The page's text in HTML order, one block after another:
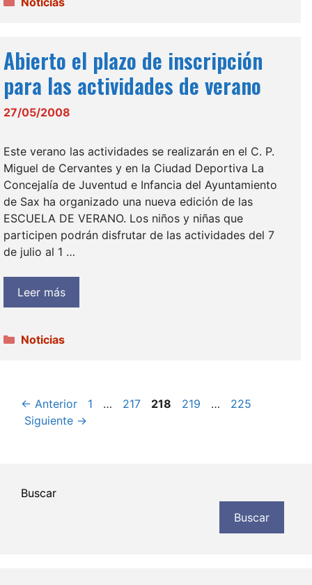
Abierto el plazo de inscripción
para las actividades de verano
27/05/2008
Este verano las actividades se realizarán en el C. P.
Miguel de Cervantes y en la Ciudad Deportiva La
Concejalía de Juventud e Infancia del Ayuntamiento
de Sax ha organizado una nueva edición de las
ESCUELA DE VERANO. Los niños y niñas que
participen podrán disfrutar de las actividades del 7
de julio al 1 …
Leer más
Categorías
Noticias
← Anterior Página
1 … Página
217 Página
218 Página
219 … Página
225
Siguiente →
Buscar
Buscar